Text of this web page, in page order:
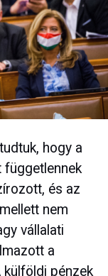
hogy a
függetlennek
és az
nem
vállalati
a
pénzek